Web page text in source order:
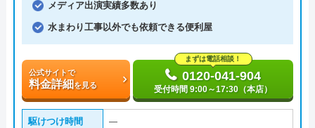
メディア出演実績多数あり
水まわり工事以外でも依頼できる便利屋
公式サイトで
料金詳細を見る
まずは電話相談！
0120-041-904
受付時間 9:00～17:30（本店）
駆けつけ時間 ―